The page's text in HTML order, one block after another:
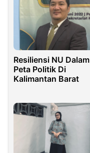
Resiliensi NU Dalam
Peta Politik Di
Kalimantan Barat